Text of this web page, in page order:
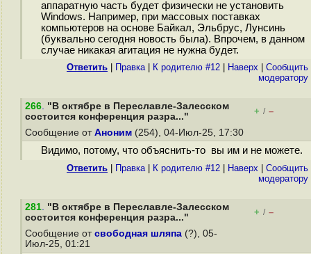
аппаратную часть будет физически не установить
Windows. Например, при массовых поставках
компьютеров на основе Байкал, Эльбрус, Лунсинь
(буквально сегодня новость была). Впрочем, в данном
случае никакая агитация не нужна будет.
Ответить Правка| К родителю #12 Наверх
Cообщить
модератору
266. "В октябре в Переславле-Залесском
состоится конференция разра..."
+ / –
Сообщение от Аноним (254), 04-Июл-25, 17:30
Видимо, потому, что объяснить-то вы им и не можете.
Ответить Правка| К родителю #12 Наверх
Cообщить
модератору
281. "В октябре в Переславле-Залесском
состоится конференция разра..."
+ / –
Сообщение от свободная шляпа (?), 05-
Июл-25, 01:21